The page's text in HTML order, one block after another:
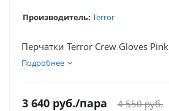
Производитель: Terror
Перчатки Terror Crew Gloves Pink
Подробнее
3 640 руб./пара 4 550руб.